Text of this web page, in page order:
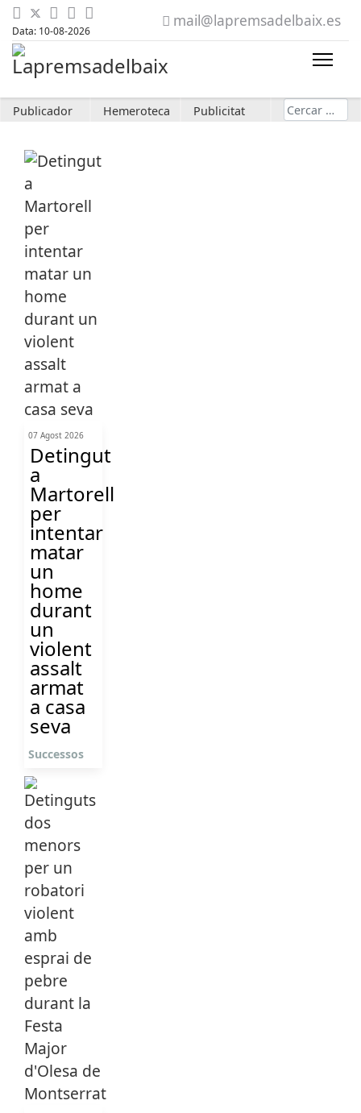
Data: 10-08-2026
mail@lapremsadelbaix.es
Publicador Hemeroteca Publicitat Cerca
07 Agost 2026
Detingut
a
Martorell
per
intentar
matar
un
home
durant
un
violent
assalt
armat
a casa
seva
Successos